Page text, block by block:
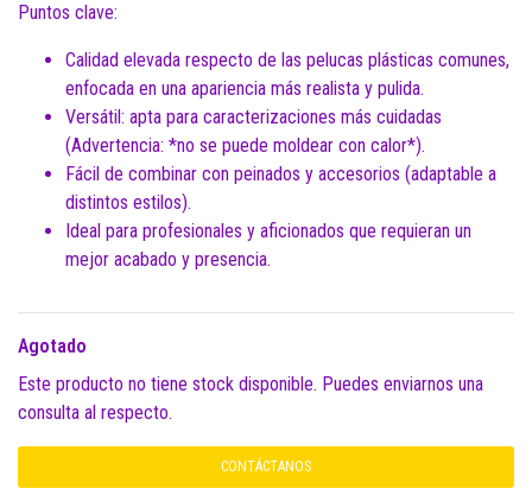
Puntos clave:
Calidad elevada respecto de las pelucas plásticas comunes,
enfocada en una apariencia más realista y pulida.
Versátil: apta para caracterizaciones más cuidadas
(Advertencia: *no se puede moldear con calor*).
Fácil de combinar con peinados y accesorios (adaptable a
distintos estilos).
Ideal para profesionales y aficionados que requieran un
mejor acabado y presencia.
Agotado
Este producto no tiene stock disponible. Puedes enviarnos una
consulta al respecto.
CONTÁCTANOS